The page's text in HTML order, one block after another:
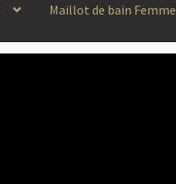
Maillot de bain Femme